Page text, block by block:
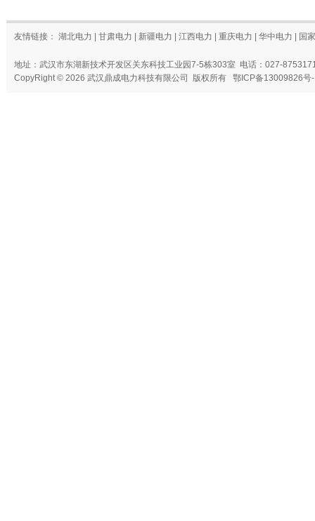
友情链接： 湖北电力 甘肃电力 新疆电力 江西电力 重庆电力 华中电力 国
地址：武汉市东湖新技术开发区关东科技工业园7-5栋303室 电话：027-
CopyRight © 2026 武汉鼎成电力科技有限公司 版权所有 鄂ICP备13009826号